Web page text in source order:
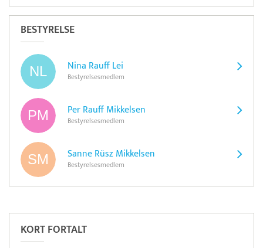
BESTYRELSE
Nina Rauff Lei
Bestyrelsesmedlem
Per Rauff Mikkelsen
Bestyrelsesmedlem
Sanne Rüsz Mikkelsen
Bestyrelsesmedlem
KORT FORTALT